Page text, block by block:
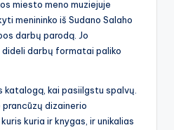
miesto meno muziejuje
menininko iš Sudano Salaho
darbų parodą. Jo
darbų formatai paliko
katalogą, kai pasiilgstu spalvų.
dizainerio
kuria ir knygas, ir unikalias